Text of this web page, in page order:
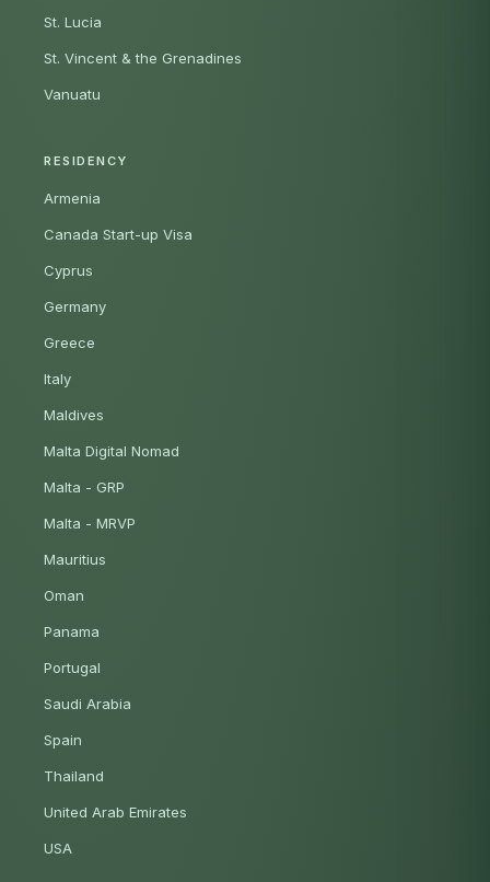
St. Lucia
St. Vincent & the Grenadines
Vanuatu
RESIDENCY
Armenia
Canada Start-up Visa
Cyprus
Germany
Greece
Italy
Maldives
Malta Digital Nomad
Malta - GRP
Malta - MRVP
Mauritius
Oman
Panama
Portugal
Saudi Arabia
Spain
Thailand
United Arab Emirates
USA